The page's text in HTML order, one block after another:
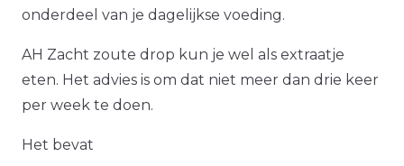
onderdeel van je dagelijkse voeding.
AH Zacht zoute drop kun je wel als extraatje
eten. Het advies is om dat niet meer dan drie keer
per week te doen.
Het bevat